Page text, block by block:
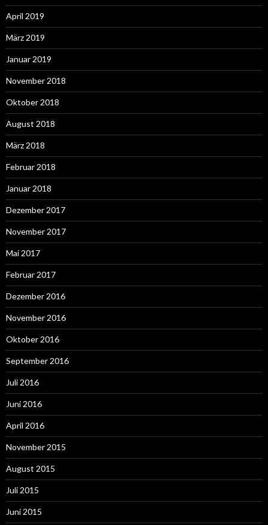
April 2019
März 2019
Januar 2019
November 2018
Oktober 2018
August 2018
März 2018
Februar 2018
Januar 2018
Dezember 2017
November 2017
Mai 2017
Februar 2017
Dezember 2016
November 2016
Oktober 2016
September 2016
Juli 2016
Juni 2016
April 2016
November 2015
August 2015
Juli 2015
Juni 2015